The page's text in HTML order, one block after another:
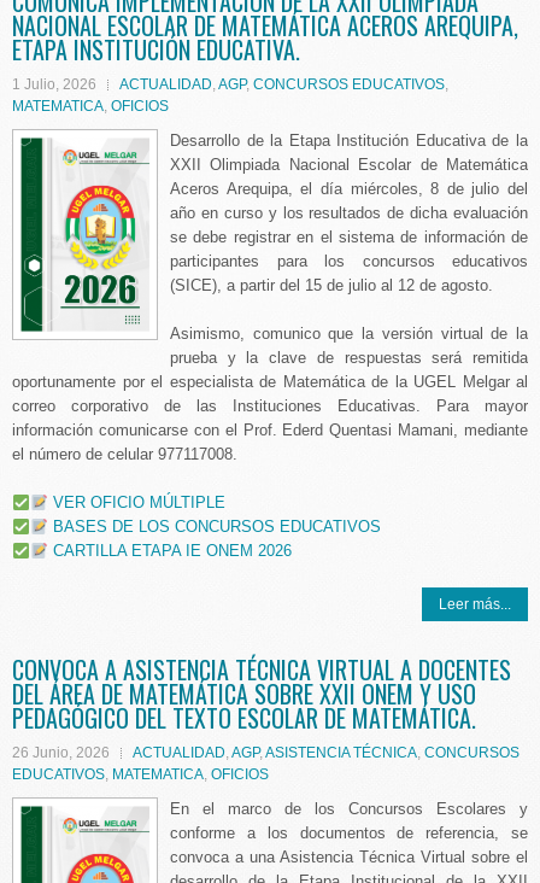
NACIONAL ESCOLAR DE MATEMÁTICA ACEROS AREQUIPA,
ETAPA INSTITUCIÓN EDUCATIVA.
1 Julio, 2026 ACTUALIDAD,AGP, CONCURSOS EDUCATIVOS,
MATEMATICA, OFICIOS
Desarrollo de la Etapa Institución Educativa de la
XXII Olimpiada Nacional Escolar de Matemática
Aceros Arequipa, el día miércoles, 8 de julio del
año en curso y los resultados de dicha evaluación
se debe registrar en el sistema de información de
participantes para los concursos educativos
(SICE), a partir del 15 de julio al 12 de agosto.
Asimismo, comunico que la versión virtual de la
prueba y la clave de respuestas será remitida
oportunamente por el especialista de Matemática de la UGEL Melgar al
correo corporativo de las Instituciones Educativas. Para mayor
información comunicarse con el Prof. Ederd Quentasi Mamani, mediante
el número de celular 977117008.
VER OFICIO MÚLTIPLE
BASES DE LOS CONCURSOS EDUCATIVOS
CARTILLA ETAPA IE ONEM 2026
Leer más...
CONVOCA A ASISTENCIA TÉCNICA VIRTUAL A DOCENTES
DEL ÁREA DE MATEMÁTICA SOBRE XXII ONEM Y USO
PEDAGÓGICO DEL TEXTO ESCOLAR DE MATEMÁTICA.
26 Junio, 2026 ACTUALIDAD,AGP,ASISTENCIA TÉCNICA, CONCURSOS
EDUCATIVOS, MATEMATICA, OFICIOS
En el marco de los Concursos Escolares y
conforme a los documentos de referencia, se
convoca a una Asistencia Técnica Virtual sobre el